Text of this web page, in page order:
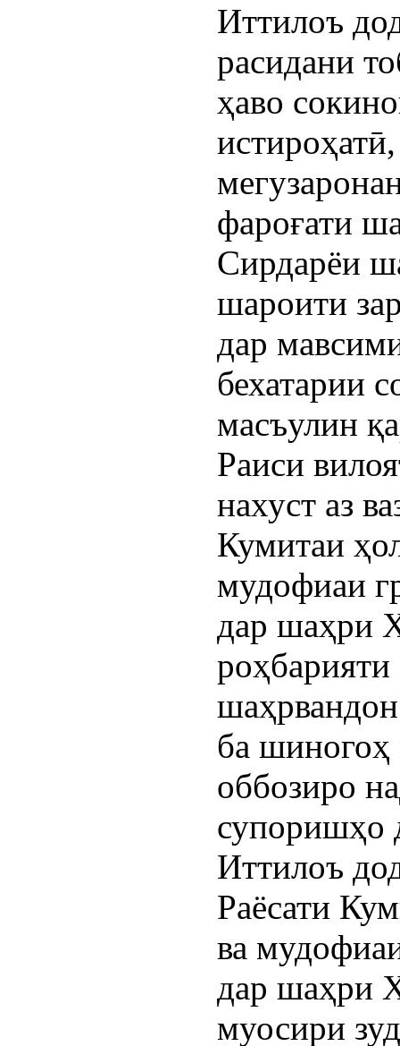
Иттилоъ
расидани
ҳаво
фароғати
Сирдарёи
шароити
дар
бехатарии
масъулин
Раиси
нахуст аз
Кумитаи
мудофиаи
дар шаҳри
ба шиногоҳ
оббозиро
супоришҳо
Иттилоъ
Раёсати
ва
дар шаҳри
муосири